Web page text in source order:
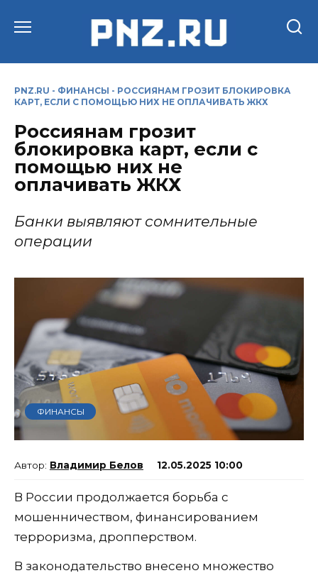
PNZ.RU - ФИНАНСЫ - РОССИЯНАМ ГРОЗИТ БЛОКИРОВКА
КАРТ, ЕСЛИ С ПОМОЩЬЮ НИХ НЕ ОПЛАЧИВАТЬ ЖКХ
Россиянам грозит
блокировка карт, если с
помощью них не
оплачивать ЖКХ
Банки выявляют сомнительные
операции
ФИНАНСЫ
Владимир Белов 12.05.2025 10:00
В России продолжается борьба с
мошенничеством, финансированием
терроризма, дропперством.
В законодательство внесено множество